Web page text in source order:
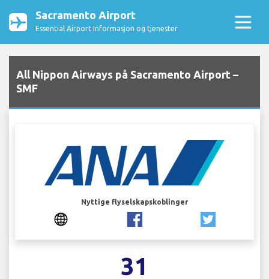
Sacramento Airport
Essential Airport Informasjon og tjenester
All Nippon Airways på Sacramento Airport –
SMF
Nyttige flyselskapskoblinger
31